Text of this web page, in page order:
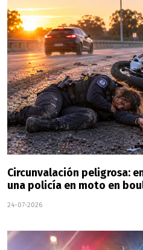
Circunvalación peligrosa:
una policía en moto en
24-07-2026